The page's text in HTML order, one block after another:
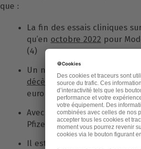
que :
La fin des essais cliniques
qu’en octobre 2022 pour
(4)
Un nombre d’effets
décès
a été recensés par le
européen des effets
Avec l’arrivée du variant
Pfizer et Moderna n’estplus
Il est